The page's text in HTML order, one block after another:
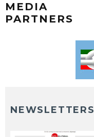
MEDIA
PARTNERS
NEWSLETTERS